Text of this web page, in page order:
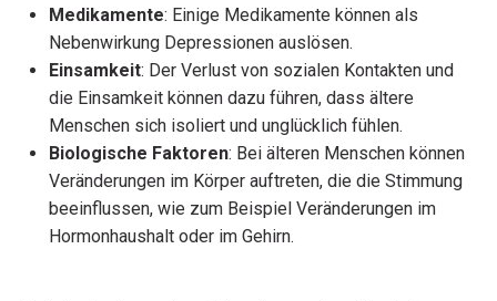
Medikamente: Einige Medikamente können als
Nebenwirkung Depressionen auslösen.
Einsamkeit: Der Verlust von sozialen Kontakten und
die Einsamkeit können dazu führen, dass ältere
Menschen sich isoliert und unglücklich fühlen.
Biologische Faktoren: Bei älteren Menschen können
Veränderungen im Körper auftreten, die die Stimmung
beeinflussen, wie zum Beispiel Veränderungen im
Hormonhaushalt oder im Gehirn.